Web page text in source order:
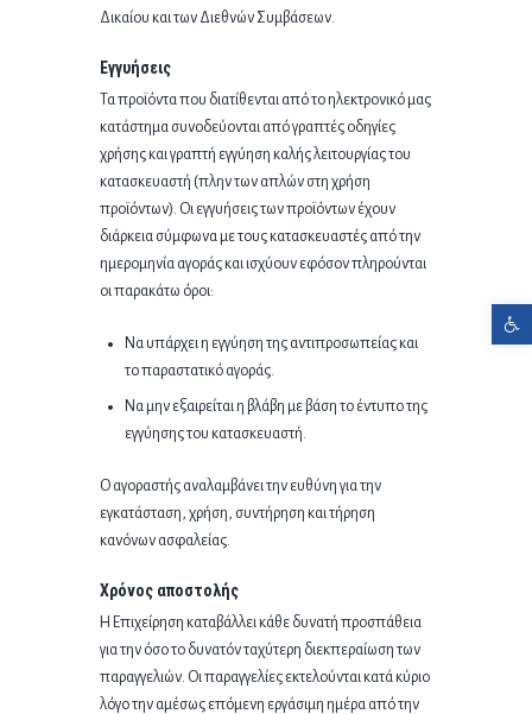
Ανοίξτε τη γραμμή εργαλείων
Δικαίου και των Διεθνών Συμβάσεων.
Εγγυήσεις
Τα προϊόντα που διατίθενται από το ηλεκτρονικό μας
κατάστημα συνοδεύονται από γραπτές οδηγίες
χρήσης και γραπτή εγγύηση καλής λειτουργίας του
κατασκευαστή (πλην των απλών στη χρήση
προϊόντων). Οι εγγυήσεις των προϊόντων έχουν
διάρκεια σύμφωνα με τους κατασκευαστές από την
ημερομηνία αγοράς και ισχύουν εφόσον πληρούνται
οι παρακάτω όροι:
Να υπάρχει η εγγύηση της αντιπροσωπείας και
το παραστατικό αγοράς.
Να μην εξαιρείται η βλάβη με βάση το έντυπο της
εγγύησης του κατασκευαστή.
Ο αγοραστής αναλαμβάνει την ευθύνη για την
εγκατάσταση, χρήση, συντήρηση και τήρηση
κανόνων ασφαλείας.
Χρόνος αποστολής
Η Επιχείρηση καταβάλλει κάθε δυνατή προσπάθεια
για την όσο το δυνατόν ταχύτερη διεκπεραίωση των
παραγγελιών. Οι παραγγελίες εκτελούνται κατά κύριο
λόγο την αμέσως επόμενη εργάσιμη ημέρα από την